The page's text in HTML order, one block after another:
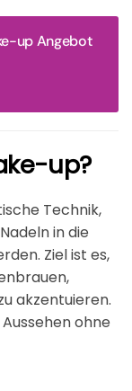
up Angebot
up?
Technik,
in die
Ziel ist es,
akzentuieren.
ohne